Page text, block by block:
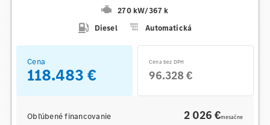
270 kW/367 k
Diesel
Automatická
Cena
118.483 €
Cena bez DPH
96.328 €
Obľúbené financovanie 2 026 €mesačne